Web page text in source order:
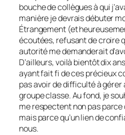
bouche de collègues à qui
manière je devrais débuter
Étrangement (et
écoutées, refusant de croire
autorité me demanderait
D’ailleurs, voilà bientôt dix
ayant fait fi de ces précieux
pas avoir de difficulté à
groupe classe. Au fond, je
me respectent non pas parce
mais parce qu’un lien de
nous.